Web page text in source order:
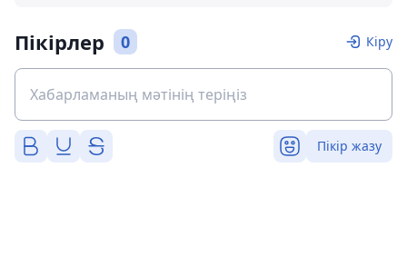
Пікірлер 0 Кіру
Пікір жазу